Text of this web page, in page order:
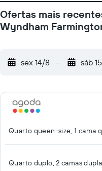
Ofertas mais
Wyndham
sex 14/8 - sáb
Quarto queen-size, 1 cama
Quarto duplo, 2 camas